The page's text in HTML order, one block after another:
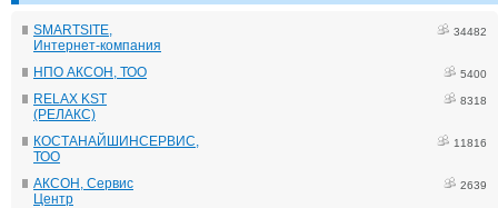
SMARTSITE,
Интернет-компания
34482
НПО АКСОН, ТОО 5400
RELAX KST
(РЕЛАКС)
8318
КОСТАНАЙШИНСЕРВИС,
ТОО
11816
АКСОН, Сервис
Центр
2639